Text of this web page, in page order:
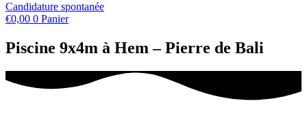
Candidature spontanée
€0,00 0 Panier
Piscine 9x4m à Hem – Pierre de Bali